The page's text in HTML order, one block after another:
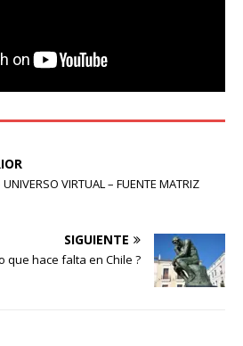
VIRTUAL – FUENTE MATRIZ
SIGUIENTE
que hace falta en Chile ?